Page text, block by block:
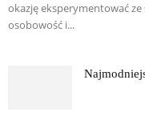
okazję eksperymentować
osobowość i...